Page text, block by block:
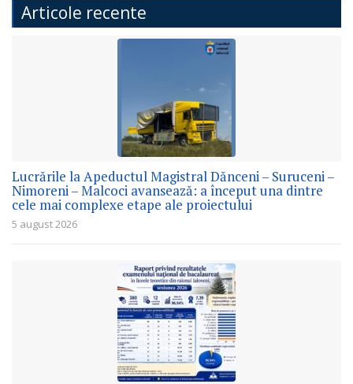
Articole recente
Lucrările la Apeductul Magistral Dănceni – Suruceni –
Nimoreni – Malcoci avansează: a început una dintre
cele mai complexe etape ale proiectului
5 august 2026